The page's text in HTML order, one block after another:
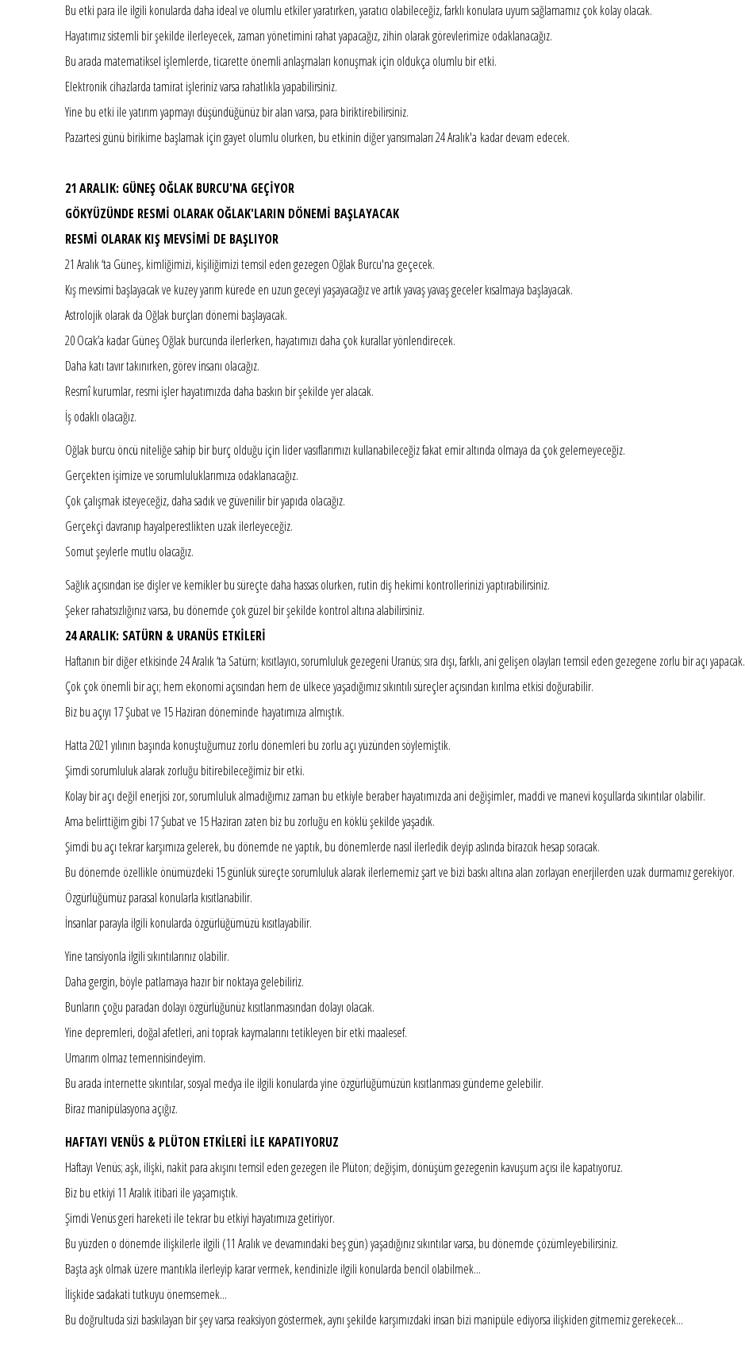
Bu etki para ile ilgili konularda daha ideal ve olumlu etkiler yaratırken, yaratıcı olabileceğiz, farklı konulara uyum sağlamamız çok kolay olacak.
Hayatımız sistemli bir şekilde ilerleyecek, zaman yönetimini rahat yapacağız, zihin olarak görevlerimize odaklanacağız.
Bu arada matematiksel işlemlerde, ticarette önemli anlaşmaları konuşmak için oldukça olumlu bir etki.
Elektronik cihazlarda tamirat işleriniz varsa rahatlıkla yapabilirsiniz.
Yine bu etki ile yatırım yapmayı düşündüğünüz bir alan varsa, para biriktirebilirsiniz.
Pazartesi günü birikime başlamak için gayet olumlu olurken, bu etkinin diğer yansımaları 24 Aralık'a kadar devam edecek.
21 ARALIK: GÜNEŞ OĞLAK BURCU'NA GEÇİYOR
GÖKYÜZÜNDE RESMİ OLARAK OĞLAK'LARIN DÖNEMİ BAŞLAYACAK
RESMİ OLARAK KIŞ MEVSİMİ DE BAŞLIYOR
21 Aralık ‘ta Güneş, kimliğimizi, kişiliğimizi temsil eden gezegen Oğlak Burcu'na geçecek.
Kış mevsimi başlayacak ve kuzey yarım kürede en uzun geceyi yaşayacağız ve artık yavaş yavaş geceler kısalmaya başlayacak.
Astrolojik olarak da Oğlak burçları dönemi başlayacak.
20 Ocak’a kadar Güneş Oğlak burcunda ilerlerken, hayatımızı daha çok kurallar yönlendirecek.
Daha katı tavır takınırken, görev insanı olacağız.
Resmî kurumlar, resmi işler hayatımızda daha baskın bir şekilde yer alacak.
İş odaklı olacağız.
Oğlak burcu öncü niteliğe sahip bir burç olduğu için lider vasıflarımızı kullanabileceğiz fakat emir altında olmaya da çok gelemeyeceğiz.
Gerçekten işimize ve sorumluluklarımıza odaklanacağız.
Çok çalışmak isteyeceğiz, daha sadık ve güvenilir bir yapıda olacağız.
Gerçekçi davranıp hayalperestlikten uzak ilerleyeceğiz.
Somut şeylerle mutlu olacağız.
Sağlık açısından ise dişler ve kemikler bu süreçte daha hassas olurken, rutin diş hekimi kontrollerinizi yaptırabilirsiniz.
Şeker rahatsızlığınız varsa, bu dönemde çok güzel bir şekilde kontrol altına alabilirsiniz.
24 ARALIK: SATÜRN & URANÜS ETKİLERİ
Haftanın bir diğer etkisinde 24 Aralık ‘ta Satürn; kısıtlayıcı, sorumluluk gezegeni Uranüs; sıra dışı, farklı, ani gelişen olayları temsil eden gezegene zorlu bir açı yapacak.
Çok çok önemli bir açı; hem ekonomi açısından hem de ülkece yaşadığımız sıkıntılı süreçler açısından kırılma etkisi doğurabilir.
Biz bu açıyı 17 Şubat ve 15 Haziran döneminde hayatımıza almıştık.
Hatta 2021 yılının başında konuştuğumuz zorlu dönemleri bu zorlu açı yüzünden söylemiştik.
Şimdi sorumluluk alarak zorluğu bitirebileceğimiz bir etki.
Kolay bir açı değil enerjisi zor, sorumluluk almadığımız zaman bu etkiyle beraber hayatımızda ani değişimler, maddi ve manevi koşullarda sıkıntılar olabilir.
Ama belirttiğim gibi 17 Şubat ve 15 Haziran zaten biz bu zorluğu en köklü şekilde yaşadık.
Şimdi bu açı tekrar karşımıza gelerek, bu dönemde ne yaptık, bu dönemlerde nasıl ilerledik deyip aslında birazcık hesap soracak.
Bu dönemde özellikle önümüzdeki 15 günlük süreçte sorumluluk alarak ilerlememiz şart ve bizi baskı altına alan zorlayan enerjilerden uzak durmamız gerekiyor.
Özgürlüğümüz parasal konularla kısıtlanabilir.
İnsanlar parayla ilgili konularda özgürlüğümüzü kısıtlayabilir.
Yine tansiyonla ilgili sıkıntılarınız olabilir.
Daha gergin, böyle patlamaya hazır bir noktaya gelebiliriz.
Bunların çoğu paradan dolayı özgürlüğünüz kısıtlanmasından dolayı olacak.
Yine depremleri, doğal afetleri, ani toprak kaymalarını tetikleyen bir etki maalesef.
Umarım olmaz temennisindeyim.
Bu arada internette sıkıntılar, sosyal medya ile ilgili konularda yine özgürlüğümüzün kısıtlanması gündeme gelebilir.
Biraz manipülasyona açığız.
HAFTAYI VENÜS & PLÜTON ETKİLERİ İLE KAPATIYORUZ
Haftayı Venüs; aşk, ilişki, nakit para akışını temsil eden gezegen ile Plüton; değişim, dönüşüm gezegenin kavuşum açısı ile kapatıyoruz.
Biz bu etkiyi 11 Aralık itibari ile yaşamıştık.
Şimdi Venüs geri hareketi ile tekrar bu etkiyi hayatımıza getiriyor.
Bu yüzden o dönemde ilişkilerle ilgili (11 Aralık ve devamındaki beş gün) yaşadığınız sıkıntılar varsa, bu dönemde çözümleyebilirsiniz.
Başta aşk olmak üzere mantıkla ilerleyip karar vermek, kendinizle ilgili konularda bencil olabilmek...
İlişkide sadakati tutkuyu önemsemek...
Bu doğrultuda sizi baskılayan bir şey varsa reaksiyon göstermek, aynı şekilde karşımızdaki insan bizi manipüle ediyorsa ilişkiden gitmemiz gerekecek...